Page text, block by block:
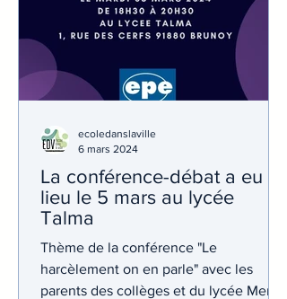
La conférence-débat a eu
lieu le 5 mars au lycée
Talma
Thème de la conférence "Le
harcèlement on en parle" avec les
parents des collèges et du lycée Merci
ecoledanslaville
6 mars 2024